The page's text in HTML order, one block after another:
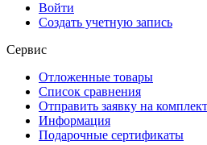
Войти
Создать учетную запись
Сервис
Отложенные товары
Список сравнения
Отправить заявку на
Информация
Подарочные сертификаты